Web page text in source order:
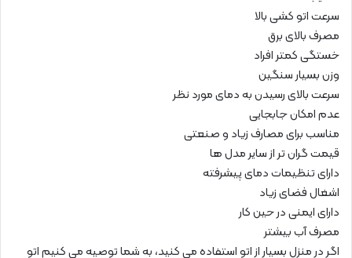
سرعت اتو کشی بالا
مصرف بالای برق
خستگی کمتر افراد
وزن بسیار سنگین
سرعت بالای رسیدن به دمای مورد نظر
عدم امکان جابجایی
مناسب برای مصارف زیاد و صنعتی
قیمت گران تر از سایر مدل ها
دارای تنظیمات دمای پیشرفته
اشغال فضای زیاد
دارای ایمنی در حین کار
مصرف آب بیشتر
اگر در منزل بسیار از اتو استفاده می کنید، به شما توصیه می کنیم اتو